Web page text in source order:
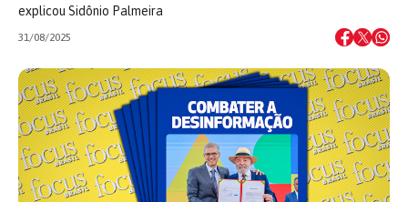
explicou Sidônio Palmeira
31/08/2025